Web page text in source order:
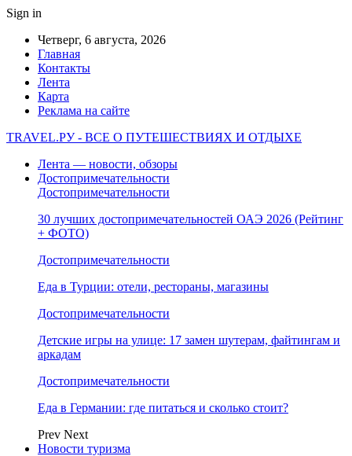
Sign in
Четверг, 6 августа, 2026
Главная
Контакты
Лента
Карта
Реклама на сайте
TRAVEL.РУ - ВСЕ О ПУТЕШЕСТВИЯХ И ОТДЫХЕ
Лента — новости, обзоры
Достопримечательности
Достопримечательности
30 лучших достопримечательностей ОАЭ 2026 (Рейтинг
+ ФОТО)
Достопримечательности
Еда в Турции: отели, рестораны, магазины
Достопримечательности
Детские игры на улице: 17 замен шутерам, файтингам и
аркадам
Достопримечательности
Еда в Германии: где питаться и сколько стоит?
Prev Next
Новости туризма